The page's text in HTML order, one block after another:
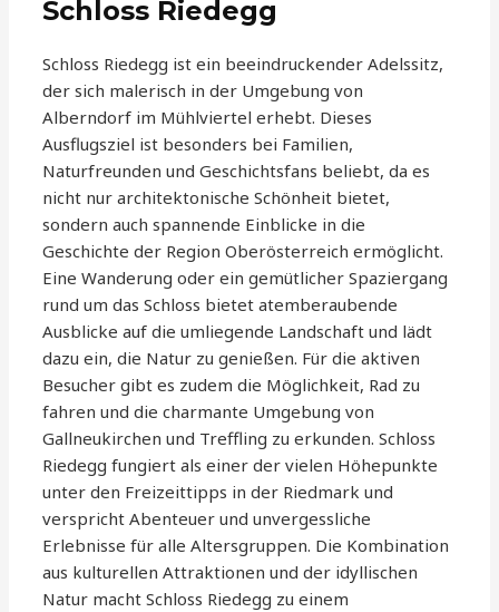
Schloss Riedegg
Schloss Riedegg ist ein beeindruckender Adelssitz,
der sich malerisch in der Umgebung von
Alberndorf im Mühlviertel erhebt. Dieses
Ausflugsziel ist besonders bei Familien,
Naturfreunden und Geschichtsfans beliebt, da es
nicht nur architektonische Schönheit bietet,
sondern auch spannende Einblicke in die
Geschichte der Region Oberösterreich ermöglicht.
Eine Wanderung oder ein gemütlicher Spaziergang
rund um das Schloss bietet atemberaubende
Ausblicke auf die umliegende Landschaft und lädt
dazu ein, die Natur zu genießen. Für die aktiven
Besucher gibt es zudem die Möglichkeit, Rad zu
fahren und die charmante Umgebung von
Gallneukirchen und Treffling zu erkunden. Schloss
Riedegg fungiert als einer der vielen Höhepunkte
unter den Freizeittipps in der Riedmark und
verspricht Abenteuer und unvergessliche
Erlebnisse für alle Altersgruppen. Die Kombination
aus kulturellen Attraktionen und der idyllischen
Natur macht Schloss Riedegg zu einem